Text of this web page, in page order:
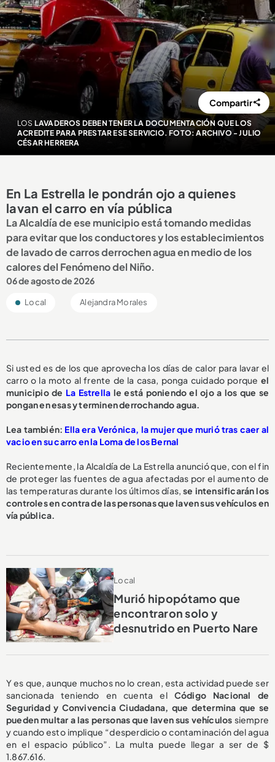
LOS LAVADEROS DEBEN TENER LA DOCUMENTACIÓN QUE LOS
ACREDITE PARA PRESTAR ESE SERVICIO. FOTO: ARCHIVO - JULIO
CÉSAR HERRERA
Compartir
En La Estrella le pondrán ojo a quienes
lavan el carro en vía pública
La Alcaldía de ese municipio está tomando medidas
para evitar que los conductores y los establecimientos
de lavado de carros derrochen agua en medio de los
calores del Fenómeno del Niño.
06 de agosto de 2026
Local Alejandra Morales
Si usted es de los que aprovecha los días de calor para lavar el
carro o la moto al frente de la casa, ponga cuidado porque el
municipio de La Estrella le está poniendo el ojo a los que se
pongan en esas y terminen derrochando agua.
Lea también: Ella era Verónica, la mujer que murió tras caer al
vacio en su carro en la Loma de los Bernal
Recientemente, la Alcaldía de La Estrella anunció que, con el fin
de proteger las fuentes de agua afectadas por el aumento de
las temperaturas durante los últimos días, se intensificarán los
controles en contra de las personas que laven sus vehículos en
vía pública.
Local
Murió hipopótamo que
encontraron solo y
desnutrido en Puerto Nare
Y es que, aunque muchos no lo crean, esta actividad puede ser
sancionada teniendo en cuenta el Código Nacional de
Seguridad y Convivencia Ciudadana, que determina que se
pueden multar a las personas que laven sus vehículos siempre
y cuando esto implique “desperdicio o contaminación del agua
en el espacio público”. La multa puede llegar a ser de $
1.867.616.